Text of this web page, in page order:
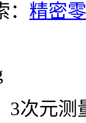
精密
3次元测